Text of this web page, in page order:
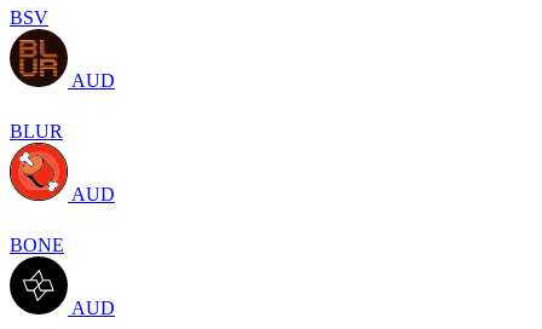
BSV
AUD
BLUR
AUD
BONE
AUD